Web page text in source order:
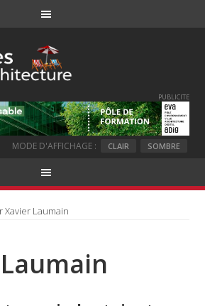
PUBLICITE
MODE D'AFFICHAGE : CLAIR SOMBRE
Xavier Laumain